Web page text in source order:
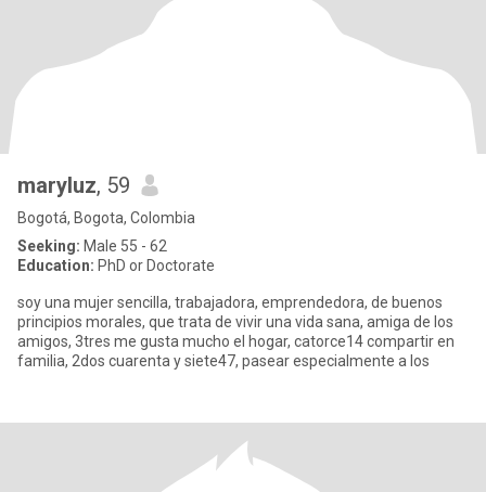
maryluz, 59
Bogotá, Bogota, Colombia
Seeking: Male 55 - 62
Education: PhD or Doctorate
soy una mujer sencilla, trabajadora, emprendedora, de buenos
principios morales, que trata de vivir una vida sana, amiga de los
amigos, 3tres me gusta mucho el hogar, catorce14 compartir en
familia, 2dos cuarenta y siete47, pasear especialmente a los